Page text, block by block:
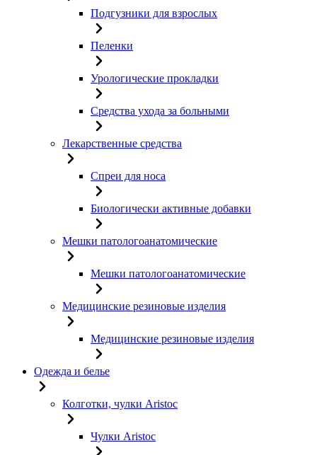
Подгузники для взрослых
Пеленки
Урологические прокладки
Средства ухода за больными
Лекарственные средства
Спреи для носа
Биологически активные добавки
Мешки патологоанатомические
Мешки патологоанатомические
Медицинские резиновые изделия
Медицинские резиновые изделия
Одежда и белье
Колготки, чулки Aristoc
Чулки Aristoc